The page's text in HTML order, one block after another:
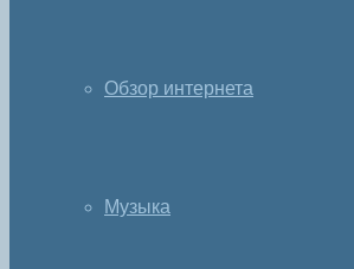
Обзор интернета
Музыка